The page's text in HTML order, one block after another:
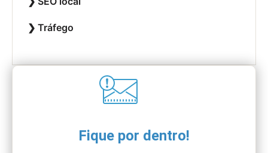
Tráfego
Fique por dentro!